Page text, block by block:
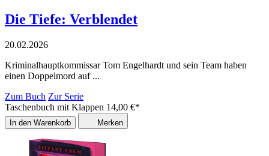
Die Tiefe: Verblendet
20.02.2026
Kriminalhauptkommissar Tom Engelhardt und sein Team haben
einen Doppelmord auf ...
Zum Buch Zur Serie
Taschenbuch mit Klappen 14,00 €*
In den Warenkorb Merken